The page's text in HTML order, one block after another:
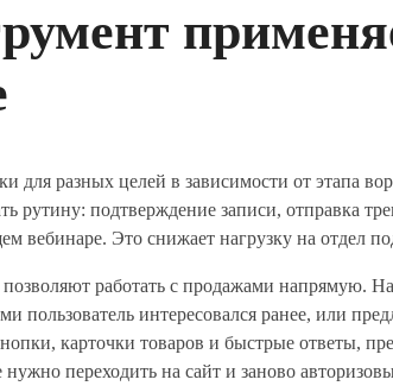
для разных целей в зависимости от этапа
рутину: подтверждение записи, отправка
вебинаре. Это снижает нагрузку на отдел
работать с продажами напрямую.
пользователь интересовался ранее, или
карточки товаров и быстрые ответы,
переходить на сайт и заново